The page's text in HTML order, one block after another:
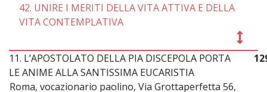
42. UNIRE I MERITI DELLA VITA ATTIVA E DELLA
VITA CONTEMPLATIVA
11. L’APOSTOLATO DELLA PIA DISCEPOLA PORTA
LE ANIME ALLA SANTISSIMA EUCARISTIA
Roma, vocazionario paolino, Via Grottaperfetta 56,